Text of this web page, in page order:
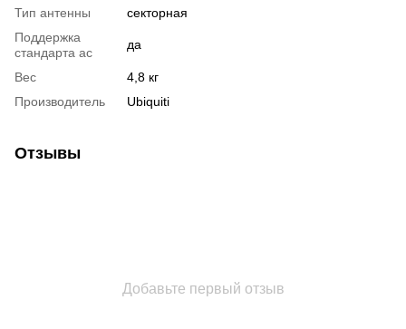
Тип антенны
секторная
Поддержка
стандарта ac
да
Вес
4,8 кг
Производитель
Ubiquiti
Отзывы
Добавьте первый отзыв